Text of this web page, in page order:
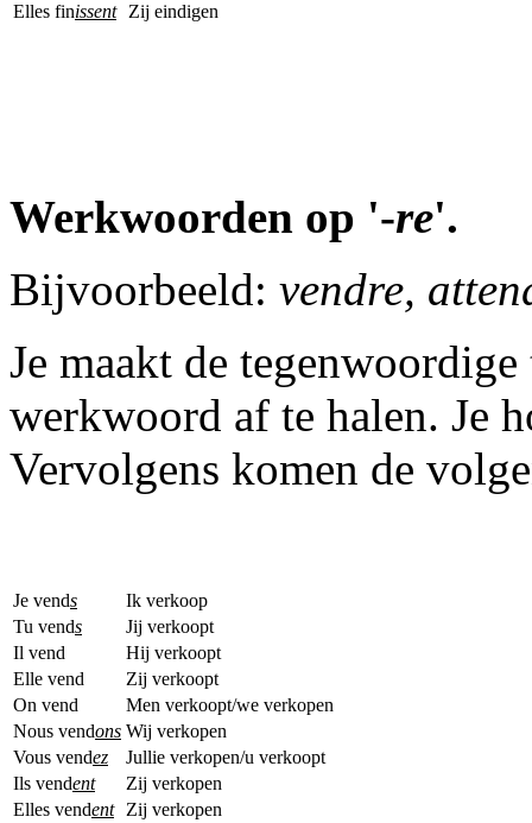
Elles finissent Zij eindigen
Werkwoorden op '-re'.
Bijvoorbeeld: vendre,
Je maakt de
werkwoord af te halen. Je
Vervolgens komen de
Je vends
Ik verkoop
Tu vends
Jij verkoopt
Il vend
Hij verkoopt
Elle vend
Zij verkoopt
On vend
Men verkoopt/we verkopen
Nous vendons Wij verkopen
Vous vendez
Jullie verkopen/u verkoopt
Ils vendent
Zij verkopen
Elles vendent Zij verkopen